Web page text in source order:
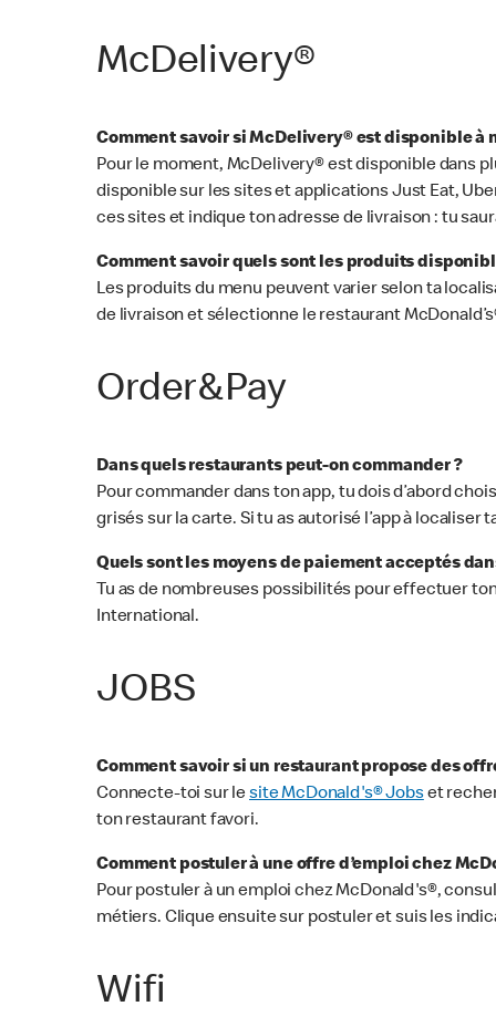
McDelivery®
Comment savoir si McDelivery® est disponible à
Pour le moment, McDelivery® est disponible dans
disponible sur les sites et applications Just Eat,
ces sites et indique ton adresse de livraison : tu
Comment savoir quels sont les produits
Les produits du menu peuvent varier selon ta
de livraison et sélectionne le restaurant
Order&Pay
Dans quels restaurants peut-on commander ?
Pour commander dans ton app, tu dois d’abord
grisés sur la carte. Si tu as autorisé l’app à
Quels sont les moyens de paiement acceptés
Tu as de nombreuses possibilités pour effectuer
International.
JOBS
Comment savoir si un restaurant propose des
Connecte-toi sur lesite McDonald's® Jobset
ton restaurant favori.
Comment postuler à une offre d’emploi chez
Pour postuler à un emploi chez McDonald's®,
métiers. Clique ensuite sur postuler et suis les
Wifi